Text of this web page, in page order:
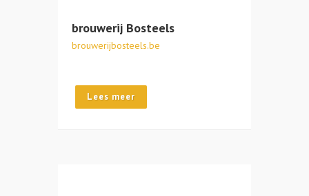
brouwerij Bosteels
brouwerijbosteels.be
Lees meer